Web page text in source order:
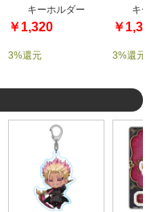
ーホルダー
キーホルダー
￥1,320
3%還元
ホルダー
キ
￥
3%還元